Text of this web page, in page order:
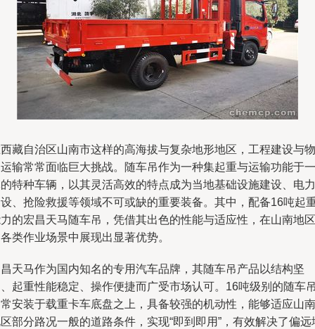
藏自治区山南市这样的高海拔与复杂地形地区，工程建设与物
输常常面临巨大挑战。随车吊作为一种集起重与运输功能于一
特种车辆，以其灵活高效的特点成为当地基础设施建设、电力
、抢险救援等领域不可或缺的重要装备。其中，配备16吨起
的宏昌天马随车吊，凭借其出色的性能与适应性，在山南地区
类作业场景中展现出显著优势。
天马作为国内知名的专用汽车品牌，其随车吊产品以结构坚
起重性能稳定、操作便捷而广受市场认可。16吨级别的随车
安装于载重卡车底盘之上，具备较强的机动性，能够适应山南
部分路况一般的道路条件，实现“即到即用”，有效解决了偏远